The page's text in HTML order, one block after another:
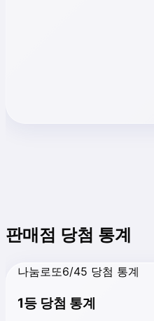
판매점 당첨 통계
나눔로또6/45 당첨 통계
1등 당첨 통계